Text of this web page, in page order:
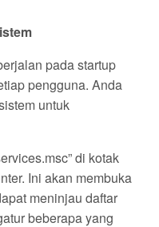
pada startup
pengguna. Anda
untuk
di kotak
Ini akan membuka
meninjau daftar
beberapa yang